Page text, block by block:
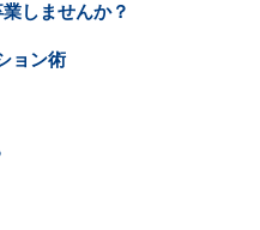
しませんか？
ョン術